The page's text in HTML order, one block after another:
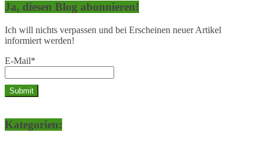
Ja, diesen Blog abonnieren!
Ich will nichts verpassen und bei Erscheinen neuer Artikel
informiert werden!
E-Mail*
Kategorien: